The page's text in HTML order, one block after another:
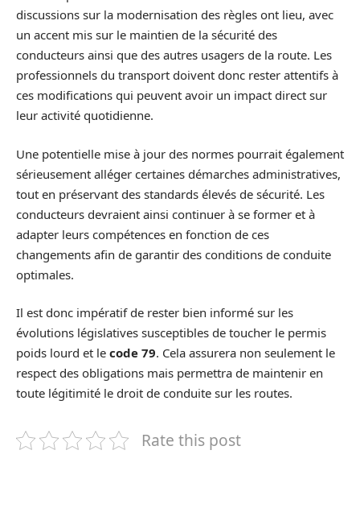
discussions sur la modernisation des règles ont lieu, avec
un accent mis sur le maintien de la sécurité des
conducteurs ainsi que des autres usagers de la route. Les
professionnels du transport doivent donc rester attentifs à
ces modifications qui peuvent avoir un impact direct sur
leur activité quotidienne.
Une potentielle mise à jour des normes pourrait également
sérieusement alléger certaines démarches administratives,
tout en préservant des standards élevés de sécurité. Les
conducteurs devraient ainsi continuer à se former et à
adapter leurs compétences en fonction de ces
changements afin de garantir des conditions de conduite
optimales.
Il est donc impératif de rester bien informé sur les
évolutions législatives susceptibles de toucher le permis
poids lourd et le code 79. Cela assurera non seulement le
respect des obligations mais permettra de maintenir en
toute légitimité le droit de conduite sur les routes.
Rate this post